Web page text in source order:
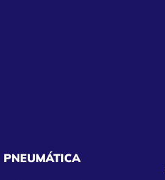
PNEUMÁTICA